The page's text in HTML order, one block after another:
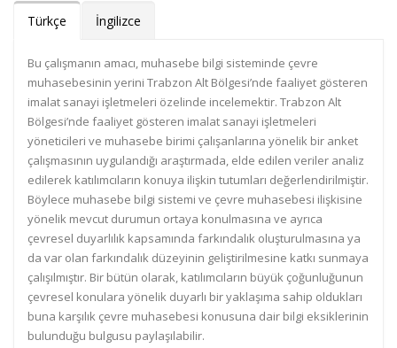
Türkçe İngilizce
Bu çalışmanın amacı, muhasebe bilgi sisteminde çevre
muhasebesinin yerini Trabzon Alt Bölgesi’nde faaliyet gösteren
imalat sanayi işletmeleri özelinde incelemektir. Trabzon Alt
Bölgesi’nde faaliyet gösteren imalat sanayi işletmeleri
yöneticileri ve muhasebe birimi çalışanlarına yönelik bir anket
çalışmasının uygulandığı araştırmada, elde edilen veriler analiz
edilerek katılımcıların konuya ilişkin tutumları değerlendirilmiştir.
Böylece muhasebe bilgi sistemi ve çevre muhasebesi ilişkisine
yönelik mevcut durumun ortaya konulmasına ve ayrıca
çevresel duyarlılık kapsamında farkındalık oluşturulmasına ya
da var olan farkındalık düzeyinin geliştirilmesine katkı sunmaya
çalışılmıştır. Bir bütün olarak, katılımcıların büyük çoğunluğunun
çevresel konulara yönelik duyarlı bir yaklaşıma sahip oldukları
buna karşılık çevre muhasebesi konusuna dair bilgi eksiklerinin
bulunduğu bulgusu paylaşılabilir.